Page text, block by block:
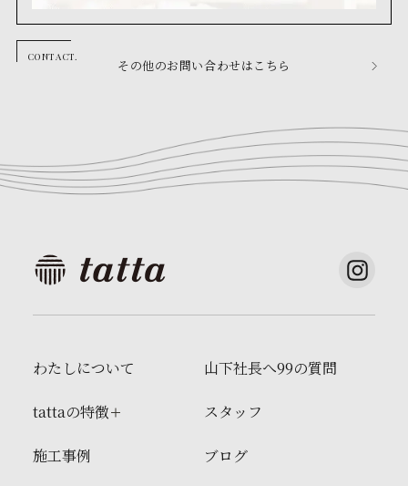
その他のお問い合わせはこちら
わたしについて
tattaの特徴
施工事例
山下社長へ99の質問
スタッフ
ブログ